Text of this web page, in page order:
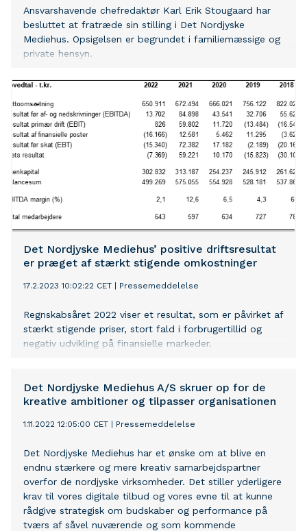
Ansvarshavende chefredaktør Karl Erik Stougaard har
besluttet at fratræde sin stilling i Det Nordjyske
Mediehus. Opsigelsen er begrundet i familiemæssige og
private hensyn.
Det Nordjyske Mediehus’ positive driftsresultat
er præget af stærkt stigende omkostninger
17.2.2023 10:02:22 CET Pressemeddelelse
Regnskabsåret 2022 viser et resultat, som er påvirket af
stærkt stigende priser, stort fald i forbrugertillid og
negativ udvikling på finansielle markeder.
Det Nordjyske Mediehus A/S skruer op for de
kreative ambitioner og tilpasser organisationen
1.11.2022 12:05:00 CET Pressemeddelelse
Det Nordjyske Mediehus har et ønske om at blive en
endnu stærkere og mere kreativ samarbejdspartner
overfor de nordjyske virksomheder. Det stiller yderligere
krav til vores digitale tilbud og vores evne til at kunne
rådgive strategisk om budskaber og performance på
tværs af såvel nuværende og som kommende